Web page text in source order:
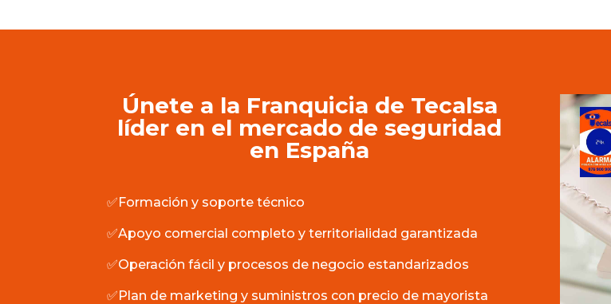
Únete a la Franquicia de Tecalsa
líder en el mercado de seguridad
en España
✅Formación y soporte técnico
✅Apoyo comercial completo y territorialidad garantizada
✅Operación fácil y procesos de negocio estandarizados
✅Plan de marketing y suministros con precio de mayorista